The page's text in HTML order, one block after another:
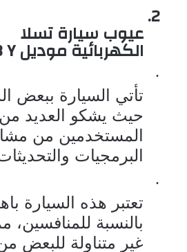
2.
عيوب سيارة تسلا
الكهربائية موديلY
·
تأتي السيارة ببعض
حيث يشكو العديد من
المستخدمين من
البرمجيات
·
تعتبر هذه السيارة
بالنسبة للمنافسين،
غير متناولة للبعض